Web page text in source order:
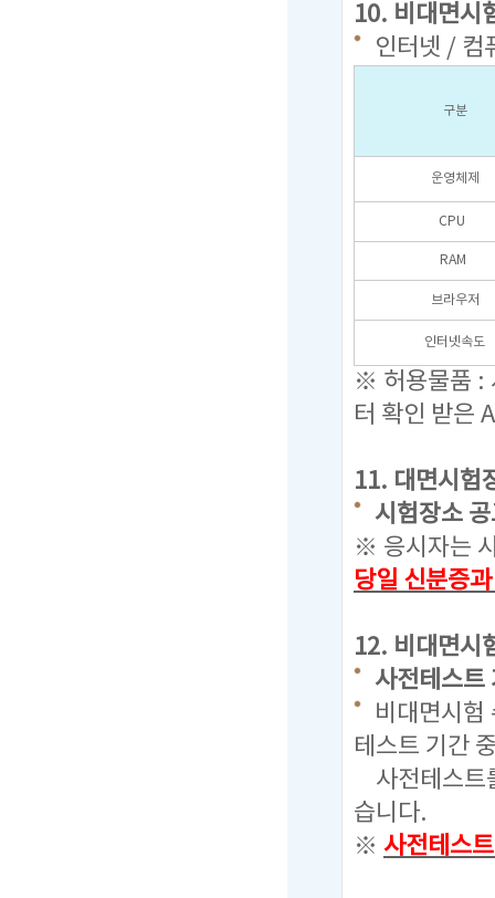
10. 비대면시
인터넷 / 컴
구분
운영체제
CPU
RAM
브라우저
인터넷속도
※ 허용물품 :
터 확인 받은
11. 대면시험
시험장소
※ 응시자는
당일 신분증
12. 비대면시
사전테스
비대면시험
테스트 기간
사전테스트
습니다.
※ 사전테스